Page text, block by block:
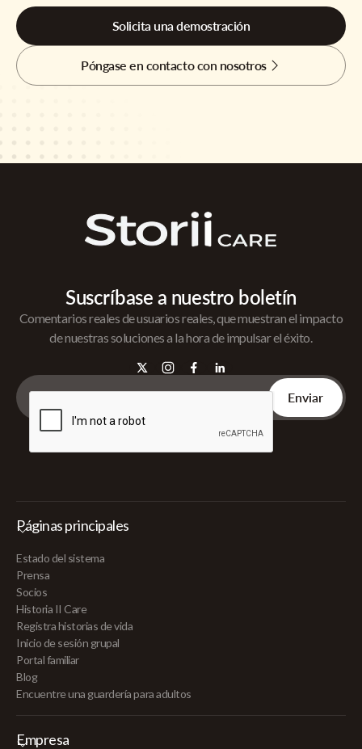
Solicita una demostración
Póngase en contacto con nosotros
Suscríbase a nuestro boletín
Comentarios reales de usuarios reales, que muestran el impacto
de nuestras soluciones a la hora de impulsar el éxito.
Páginas principales
Estado del sistema
Prensa
Socios
Historia II Care
Registra historias de vida
Inicio de sesión grupal
Portal familiar
Blog
Encuentre una guardería para adultos
Empresa